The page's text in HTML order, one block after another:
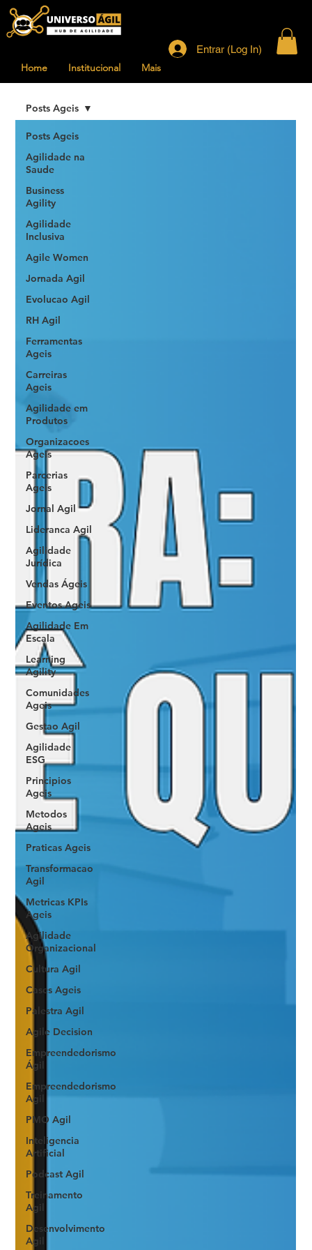
Home Institucional Mais
Entrar (Log In)
Posts Ageis
Agilidade na
Saude
Business
Agility
Agilidade
Inclusiva
Agile Women
Jornada Agil
Evolucao Agil
RH Agil
Ferramentas
Ageis
Carreiras
Ageis
Agilidade em
Produtos
Organizacoes
Ageis
Parcerias
Ageis
Jornal Agil
Lideranca Agil
Agilidade
Jurídica
Vendas Ágeis
Eventos Ageis
Agilidade Em
Escala
Learning
Agility
Comunidades
Ageis
Gestao Agil
Agilidade
ESG
Principios
Ageis
Metodos
Ageis
Praticas Ageis
Transformacao
Agil
Metricas KPIs
Ageis
Agilidade
Organizacional
Cultura Agil
Cases Ageis
Palestra Agil
Agile Decision
Empreendedorismo
Ágil
Empreendedorismo
Agil
PMO Agil
Inteligencia
Artificial
Podcast Agil
Treinamento
Agil
Desenvolvimento
Agil
Posts Ageis